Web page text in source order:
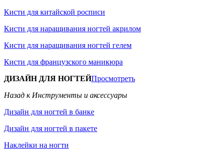
Кисти для китайской росписи
Кисти для наращивания ногтей акрилом
Кисти для наращивания ногтей гелем
Кисти для французского маникюра
ДИЗАЙН ДЛЯ НОГТЕЙПросмотреть
Назад к Инструменты и аксессуары
Дизайн для ногтей в банке
Дизайн для ногтей в пакете
Наклейки на ногти